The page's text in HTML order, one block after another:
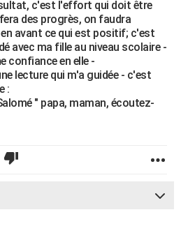
c'est l'effort qui doit être
des progrès, on faudra
avant ce qui est positif; c'est
avec ma fille au niveau scolaire -
confiance en elle -
lecture qui m'a guidée - c'est
:
" papa, maman, écoutez-